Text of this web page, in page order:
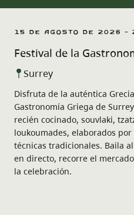
15 de agosto de 2026 -
Festival de la
Surrey
Disfruta de la auténtica
Gastronomía Griega de
recién cocinado, souvlaki,
loukoumades, elaborados
técnicas tradicionales. Baila
en directo, recorre el
la celebración.